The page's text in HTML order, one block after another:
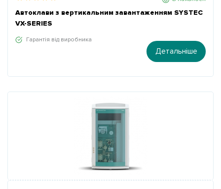
Автоклави з вертикальним завантаженням SYSTEC
VX-SERIES
Гарантія від виробника
Детальніше